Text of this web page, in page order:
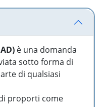
è una domanda
sotto forma di
di qualsiasi
proporti come